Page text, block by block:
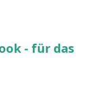
- für das